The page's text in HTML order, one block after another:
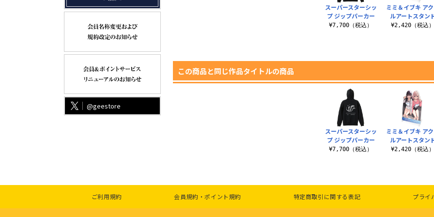
@geestore
スーパースターシッ
プ ジップパーカー
¥7,700（税込）
ミミ＆イブキ ア
ルアートスタン
¥2,420（税込）
この商品と同じ作品タイトルの商品
スーパースターシッ
プ ジップパーカー
¥7,700（税込）
ミミ＆イブキ ア
ルアートスタン
¥2,420（税込）
ご利用規約 会員規約・ポイント規約 特定商取引に関する表記 プライ